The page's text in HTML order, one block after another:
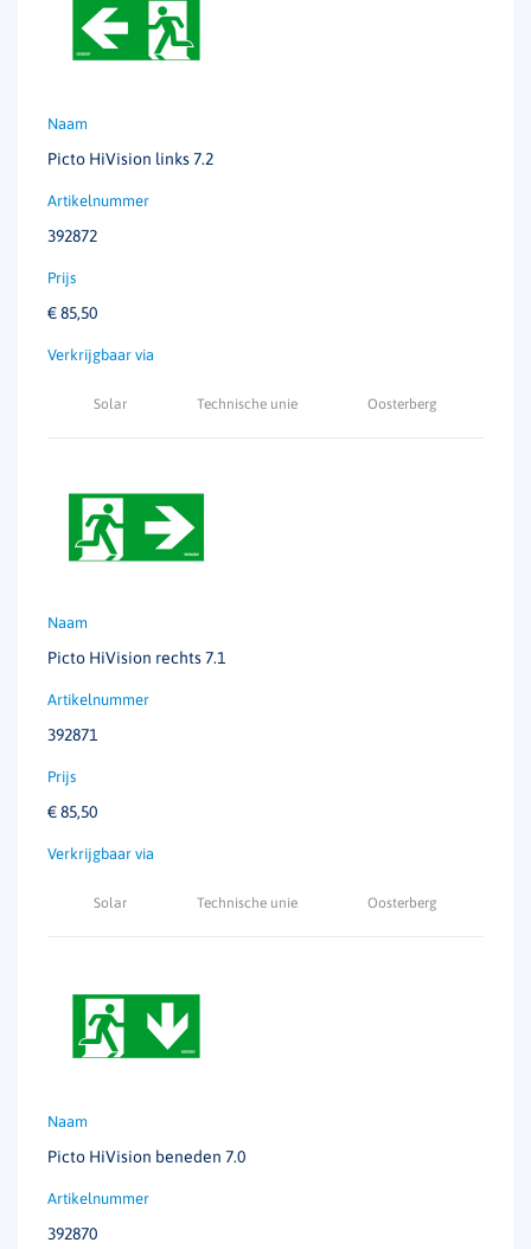
Temperatuurbereik
Klasse I
Armatuureigenschap
Picto HiVision links 7.2
392872
€85,50
Solar Technische unie Oosterberg
Picto HiVision rechts 7.1
392871
€85,50
Solar Technische unie Oosterberg
Picto HiVision beneden 7.0
392870